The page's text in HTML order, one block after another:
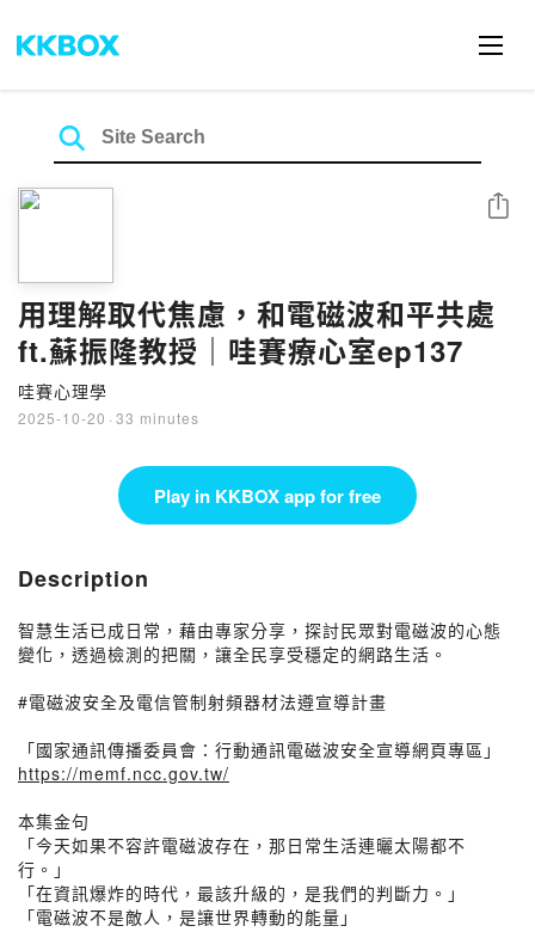
用理解取代焦慮，和電磁波和平共處
ft.蘇振隆教授｜哇賽療心室ep137
哇賽心理學
2025-10-20 · 33 minutes
Share
Play in KKBOX app for free
Description
智慧生活已成日常，藉由專家分享，探討民眾對電磁波的心態
變化，透過檢測的把關，讓全民享受穩定的網路生活。
#電磁波安全及電信管制射頻器材法遵宣導計畫
「國家通訊傳播委員會：行動通訊電磁波安全宣導網頁專區」
https://memf.ncc.gov.tw/
本集金句
「今天如果不容許電磁波存在，那日常生活連曬太陽都不
行。」
「在資訊爆炸的時代，最該升級的，是我們的判斷力。」
「電磁波不是敵人，是讓世界轉動的能量」